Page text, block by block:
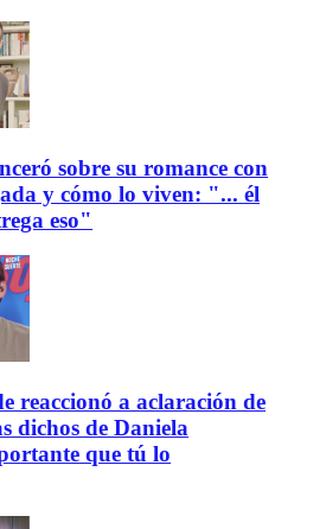
sobre su romance con
y cómo lo viven: "... él
eso"
reaccionó a aclaración de
dichos de Daniela
que tú lo